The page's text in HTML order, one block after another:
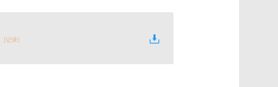
[记录]